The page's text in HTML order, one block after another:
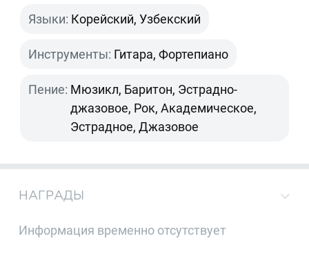
Языки: Корейский, Узбекский
Инструменты: Гитара, Фортепиано
Пение: Мюзикл, Баритон, Эстрадно-
джазовое, Рок, Академическое,
Эстрадное, Джазовое
НАГРАДЫ
Информация временно отсутствует